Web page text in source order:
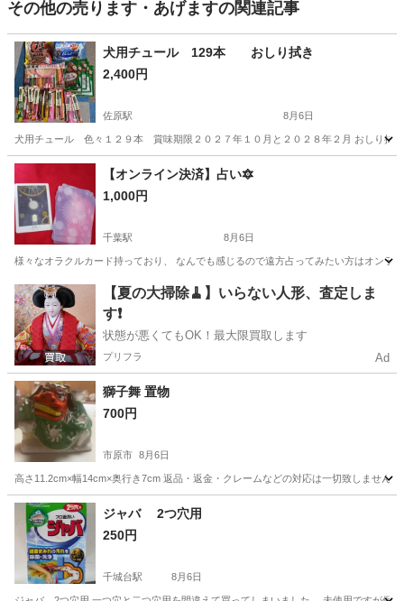
その他の売ります・あげますの関連記事
犬用チュール 129本 おしり拭き
2,400円
佐原駅 8月6日
犬用チュール 色々１２９本 賞味期限２０２７年１０月と２０２８年２月 おしり拭
千葉 香取市 佐原駅 その他 賞味期限
【オンライン決済】占い🔯
1,000円
千葉駅 8月6日
様々なオラクルカード持っており、 なんでも感じるので遠方占ってみたい方はオン
千葉 千葉市 千葉駅 その他 オラクルカード
【夏の大掃除🧹】いらない人形、査定しま
す❗️
状態が悪くてもOK！最大限買取します
プリフラ Ad
獅子舞 置物
700円
市原市 8月6日
高さ11.2cm×幅14cm×奥行き7cm 返品・返金・クレームなどの対応は一切致しません
千葉 市原市 その他 獅子舞
ジャバ 2つ穴用
250円
千城台駅 8月6日